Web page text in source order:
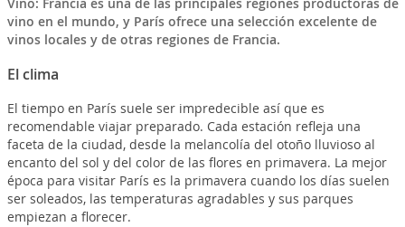
Vino: Francia es una de las principales regiones productoras de
vino en el mundo, y París ofrece una selección excelente de
vinos locales y de otras regiones de Francia.
El clima
El tiempo en París suele ser impredecible así que es
recomendable viajar preparado. Cada estación refleja una
faceta de la ciudad, desde la melancolía del otoño lluvioso al
encanto del sol y del color de las flores en primavera. La mejor
época para visitar París es la primavera cuando los días suelen
ser soleados, las temperaturas agradables y sus parques
empiezan a florecer.